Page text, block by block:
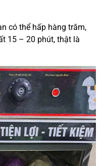
có thể hấp hàng trăm,
15 – 20 phút, thật là